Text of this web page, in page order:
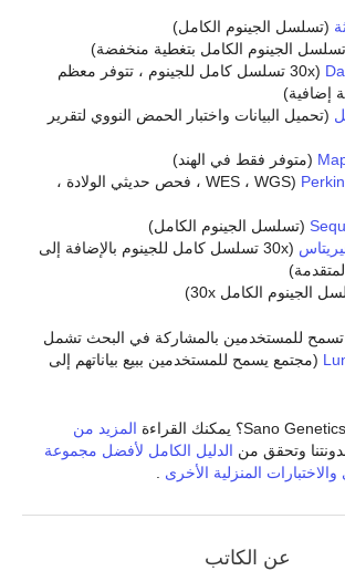
(تسلسل الجينوم الكامل)
تسلسل الجينوم الكامل بتغطية منخفضة)
(30x تسلسل كامل للجينوم ، تتوفر معظم
إضافية)
(تحميل البيانات واختبار الحمض النووي لتقرير
(متوفر فقط في الهند)
(WES ، WGS ، فحص حديثي الولادة ،
(تسلسل الجينوم الكامل)
(30x تسلسل كامل للجينوم بالإضافة إلى
تسمح للمستخدمين بالمشاركة في البحث تشمل
(مجتمع يسمح للمستخدمين ببيع بياناتهم إلى
المزيد من
وتحقق من الدليل الكامل لأفضل مجموعة
المنزلية الأخرى .
عن الكاتب